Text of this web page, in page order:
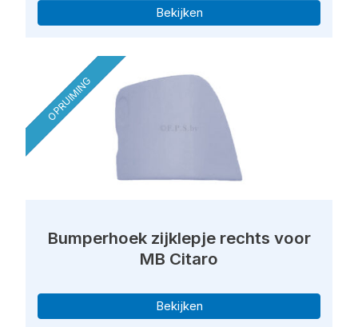
Bekijken
OPRUIMING
Bumperhoek zijklepje rechts voor
MB Citaro
Bekijken